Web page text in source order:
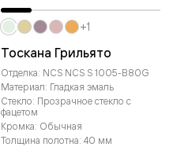
Тоскана Грильято
Отделка: NCS NCS S 1005-B80G
Материал: Гладкая эмаль
Стекло: Прозрачное стекло с
фацетом
Кромка: Обычная
Толщина полотна: 40 мм
+1